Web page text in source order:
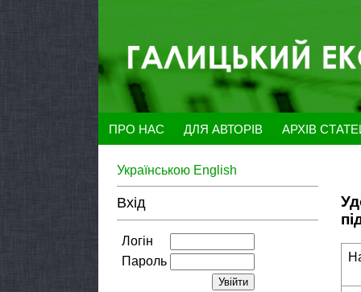
ПРО НАС ДЛЯ АВТОРІВ АРХІВ
Українською English
Вхід
Логін
Пароль